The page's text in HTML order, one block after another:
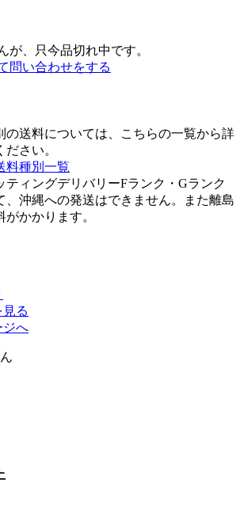
が、只今品切れ中です。
の送料については、こちらの一覧から詳
さい。
料種別一覧
ィングデリバリーFランク・Gランク
、沖縄への発送はできません。また離島
かかります。